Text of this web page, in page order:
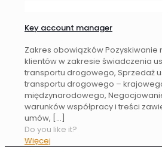
Key account manager
Zakres obowiązków Pozyskiwanie
klientów w zakresie świadczenia
transportu drogowego, Sprzedaż
transportu drogowego –
międzynarodowego,
warunków współpracy i treści
umów, […]
Do you like it?
Więcej